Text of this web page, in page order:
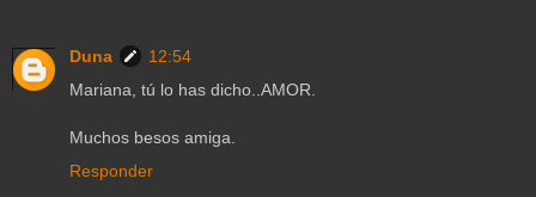
Duna
12:54
Mariana, tú lo has dicho..AMOR.
Muchos besos amiga.
Responder